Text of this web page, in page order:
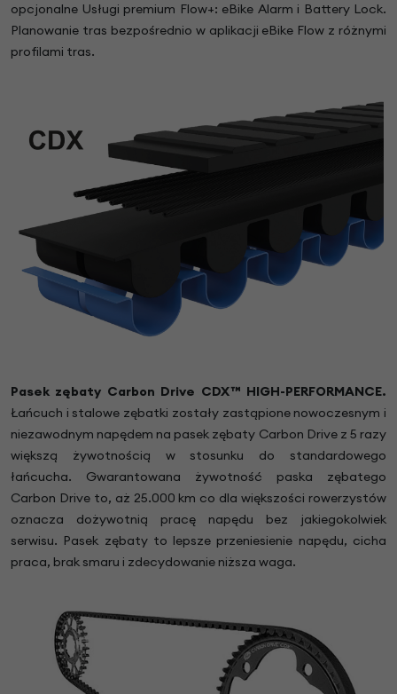
opcjonalne Usługi premium Flow+: eBike Alarm i Battery Lock.
Planowanie tras bezpośrednio w aplikacji eBike Flow z różnymi
profilami tras.
Pasek zębaty Carbon Drive CDX™ HIGH-PERFORMANCE.
Łańcuch i stalowe zębatki zostały zastąpione nowoczesnym i
niezawodnym napędem na pasek zębaty Carbon Drive z 5 razy
większą żywotnością w stosunku do standardowego
łańcucha. Gwarantowana żywotność paska zębatego
Carbon Drive to, aż 25.000 km co dla większości rowerzystów
oznacza dożywotnią pracę napędu bez jakiegokolwiek
serwisu. Pasek zębaty to lepsze przeniesienie napędu, cicha
praca, brak smaru i zdecydowanie niższa waga.